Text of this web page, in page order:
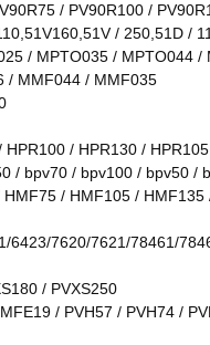
/ PV90R100 /
/ 250,51D /
/ MPTO035 / MPTO044 /
/ MMF044 / MMF035
/ HPR130 /
/ bpv70 / bpv100 / bpv50 /
/ HMF105 / HMF135
6423/7620/7621/78461/
/ PVXS250
/ PVH57 / PVH74 /